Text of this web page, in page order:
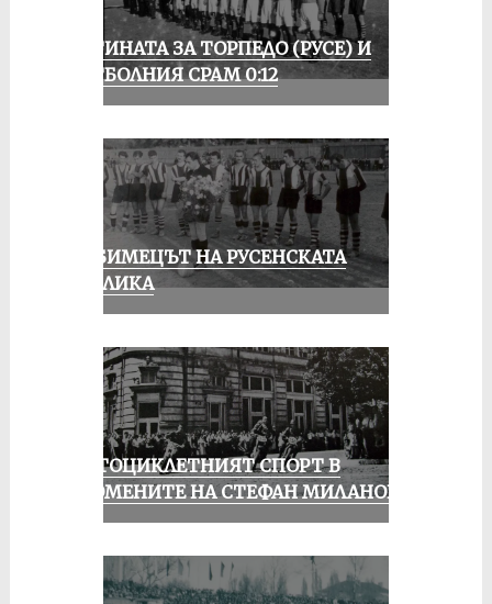
ИСТИНАТА ЗА ТОРПЕДО (РУСЕ) И
ФУТБОЛНИЯ СРАМ 0:12
ЛЮБИМЕЦЪТ НА РУСЕНСКАТА
ПУБЛИКА
МОТОЦИКЛЕТНИЯТ СПОРТ В
СПОМЕНИТЕ НА СТЕФАН МИЛАНОВ